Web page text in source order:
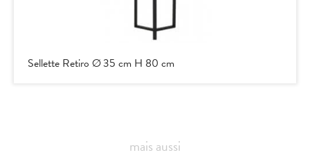
Sellette Retiro Ø 35 cm H 80 cm
mais aussi